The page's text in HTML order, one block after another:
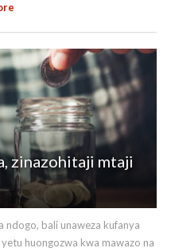
zinazohitaji mtaji
ndogo, bali unaweza kufanya
huongozwa kwa mawazo na